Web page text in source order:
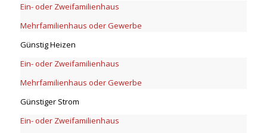
Ein- oder Zweifamilienhaus
Mehrfamilienhaus oder Gewerbe
Günstig Heizen
Ein- oder Zweifamilienhaus
Mehrfamilienhaus oder Gewerbe
Günstiger Strom
Ein- oder Zweifamilienhaus